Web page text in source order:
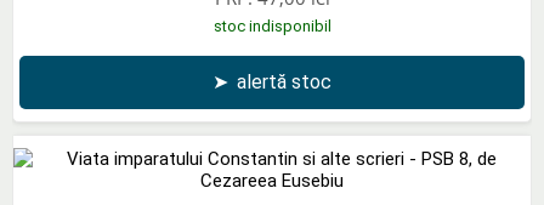
stoc indisponibil
➤ alertă stoc